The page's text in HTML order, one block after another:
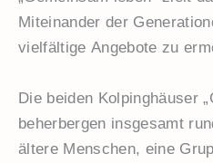
Miteinander der
vielfältige Angebote zu
Die beiden Kolpinghäuser
beherbergen insgesamt
ältere Menschen, eine